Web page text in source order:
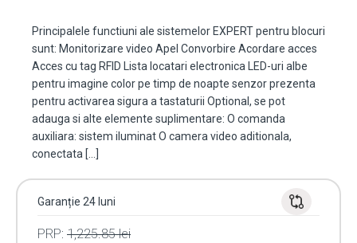
Principalele functiuni ale sistemelor EXPERT pentru blocuri
sunt: Monitorizare video Apel Convorbire Acordare acces
Acces cu tag RFID Lista locatari electronica LED-uri albe
pentru imagine color pe timp de noapte senzor prezenta
pentru activarea sigura a tastaturii Optional, se pot
adauga si alte elemente suplimentare: O comanda
auxiliara: sistem iluminat O camera video aditionala,
conectata […]
Garanție 24 luni
PRP: 1,225.85lei